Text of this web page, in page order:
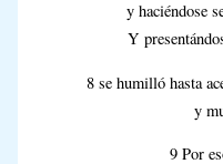
y haciéndose
Y
8 se humilló hasta
y
9 Por